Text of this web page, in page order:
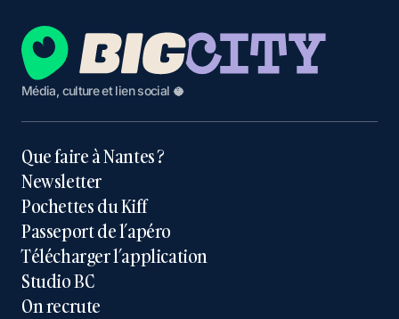
Média, culture et lien social 🥥
Que faire à Nantes ?
Newsletter
Pochettes du Kiff
Passeport de l’apéro
Télécharger l’application
Studio BC
On recrute